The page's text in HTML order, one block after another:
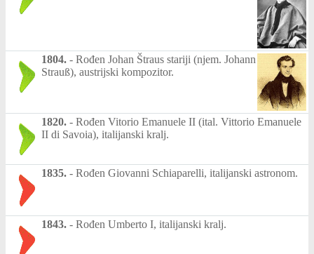
1804. - Rođen Johan Štraus stariji (njem. Johann
Strauß), austrijski kompozitor.
1820. - Rođen Vitorio Emanuele II (ital. Vittorio Emanuele
II di Savoia), italijanski kralj.
1835. - Rođen Giovanni Schiaparelli, italijanski astronom.
1843. - Rođen Umberto I, italijanski kralj.